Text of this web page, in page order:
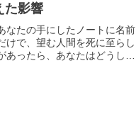
た影響
なたの手にしたノートに名前
けで、望む人間を死に至らし
あったら、あなたはどうしま